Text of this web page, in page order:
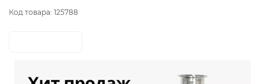
Код товара: 125788